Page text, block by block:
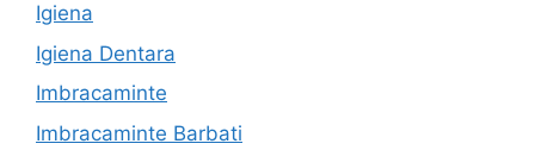
Igiena
Igiena Dentara
Imbracaminte
Imbracaminte Barbati